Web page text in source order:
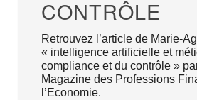
CONTRÔLE
Retrouvez l’article de Marie-
« intelligence artificielle et
compliance et du contrôle »
Magazine des Professions
l’Economie.